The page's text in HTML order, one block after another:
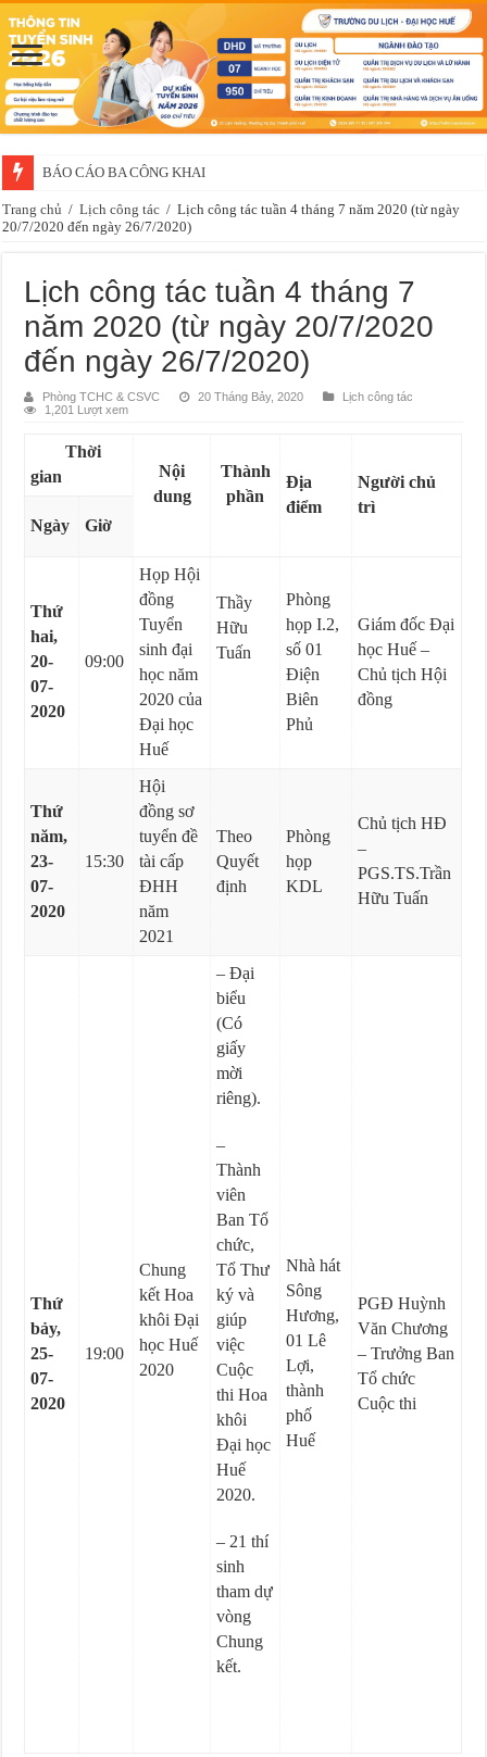
BÁO CÁO BA CÔNG KHAI
Trang chủ / Lịch công tác / Lịch công tác tuần 4 tháng 7 năm 2020 (từ ngày
20/7/2020 đến ngày 26/7/2020)
Lịch công tác tuần 4 tháng 7
năm 2020 (từ ngày 20/7/2020
đến ngày 26/7/2020)
Phòng TCHC & CSVC 20 Tháng Bảy, 2020
Lịch công tác
1,201 Lượt xem
Thời
gian
Nội
dung
Thành
phần
Địa
điểm
Người chủ
trì
Ngày
Giờ
Thứ
hai,
20-
07-
2020
09:00
Họp Hội
đồng
Tuyển
sinh đại
học năm
2020 của
Đại học
Huế
Thầy
Hữu
Tuấn
Phòng
họp I.2,
số 01
Điện
Biên
Phủ
Giám đốc Đại
học Huế –
Chủ tịch Hội
đồng
Thứ
năm,
23-
07-
2020
15:30
Hội
đồng sơ
tuyển đề
tài cấp
ĐHH
năm
2021
Theo
Quyết
định
Phòng
họp
KDL
Chủ tịch HĐ
–
PGS.TS.Trần
Hữu Tuấn
Thứ
bảy,
25-
07-
2020
19:00
Chung
kết Hoa
khôi Đại
học Huế
2020
– Đại
biểu
(Có
giấy
mời
riêng).
–
Thành
viên
Ban Tổ
chức,
Tổ Thư
ký và
giúp
việc
Cuộc
thi Hoa
khôi
Đại học
Huế
2020.
– 21 thí
sinh
tham dự
vòng
Chung
kết.
Nhà hát
Sông
Hương,
01 Lê
Lợi,
thành
phố
Huế
PGĐ Huỳnh
Văn Chương
– Trưởng Ban
Tổ chức
Cuộc thi